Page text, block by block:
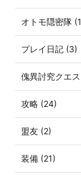
オトモ隠密隊
プレイ日記 (3)
傀異討究クエ
攻略 (24)
盟友 (2)
装備 (21)